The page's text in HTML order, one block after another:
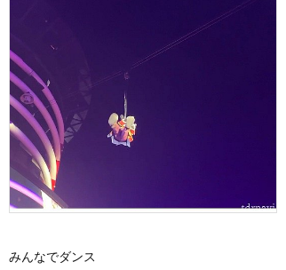
みんなでダンス